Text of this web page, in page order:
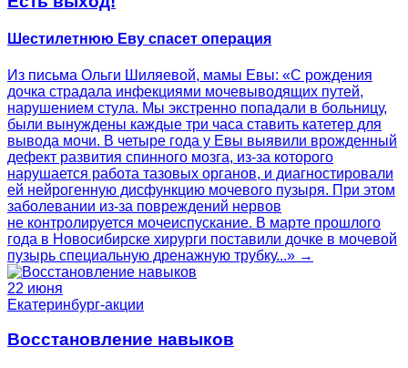
Шестилетнюю Еву спасет операция
Из письма Ольги Шиляевой, мамы Евы: «С рождения
дочка страдала инфекциями мочевыводящих путей,
нарушением стула. Мы экстренно попадали в больницу,
были вынуждены каждые три часа ставить катетер для
вывода мочи. В четыре года у Евы выявили врожденный
дефект развития спинного мозга, из-за которого
нарушается работа тазовых органов, и диагностировали
ей нейрогенную дисфункцию мочевого пузыря. При этом
заболевании из-за повреждений нервов
не контролируется мочеиспускание. В марте прошлого
года в Новосибирске хирурги поставили дочке в мочевой
пузырь специальную дренажную трубку...» →
22 июня
Екатеринбург-акции
Восстановление навыков